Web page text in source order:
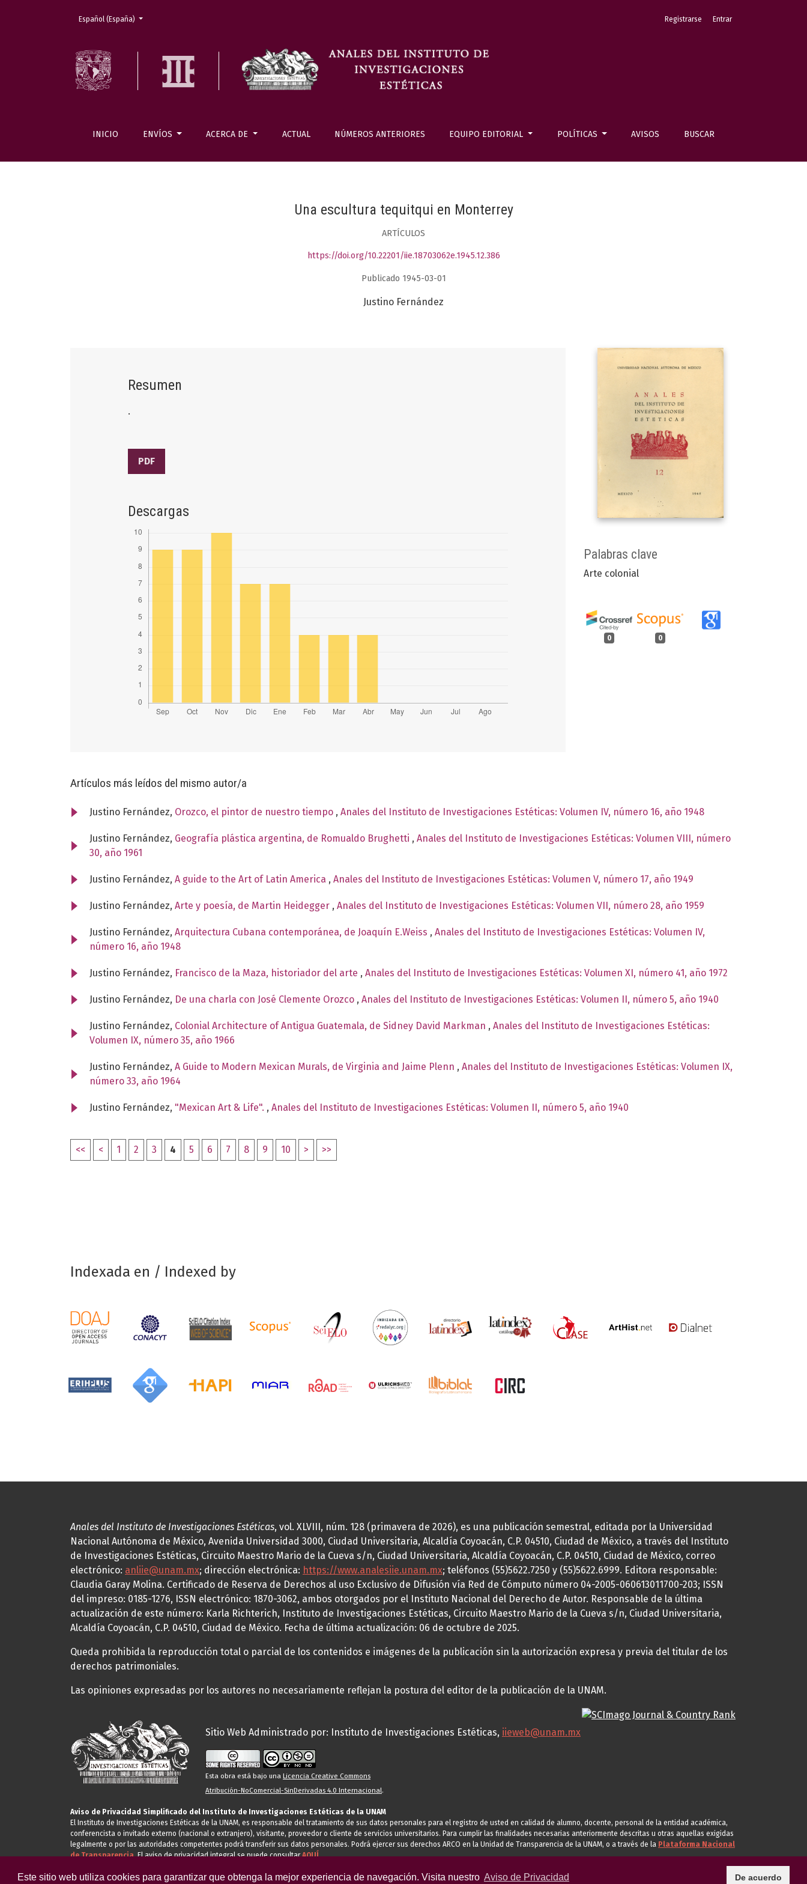
Este sitio web utiliza cookies para garantizar que obtenga la mejor experiencia de navegación. Visita nuestro Aviso de Privacidad De acuerdo
INICIO ENVÍOS ACERCA DE ACTUAL NÚMEROS ANTERIORES EQUIPO EDITORIAL POLÍTICAS AVISOS BUSCAR
Registrarse Entrar
Cambiar el idioma. El actual es:
Español (España)
Una escultura tequitqui en Monterrey
ARTÍCULOS
https://doi.org/10.22201/iie.18703062e.1945.12.386
Publicado 1945-03-01
Justino Fernández
Palabras clave
Arte colonial
0 0
Resumen
.
PDF
Descargas
Artículos más leídos del mismo autor/a
Justino Fernández, Orozco, el pintor de nuestro tiempo , Anales del Instituto de Investigaciones Estéticas: Volumen IV, número 16, año 1948
Justino Fernández, Geografía plástica argentina, de Romualdo Brughetti , Anales del Instituto de Investigaciones Estéticas: Volumen VIII, número
30, año 1961
Justino Fernández, A guide to the Art of Latin America , Anales del Instituto de Investigaciones Estéticas: Volumen V, número 17, año 1949
Justino Fernández, Arte y poesía, de Martin Heidegger , Anales del Instituto de Investigaciones Estéticas: Volumen VII, número 28, año 1959
Justino Fernández, Arquitectura Cubana contemporánea, de Joaquín E.Weiss , Anales del Instituto de Investigaciones Estéticas: Volumen IV,
número 16, año 1948
Justino Fernández, Francisco de la Maza, historiador del arte , Anales del Instituto de Investigaciones Estéticas: Volumen XI, número 41, año 1972
Justino Fernández, De una charla con José Clemente Orozco , Anales del Instituto de Investigaciones Estéticas: Volumen II, número 5, año 1940
Justino Fernández, Colonial Architecture of Antigua Guatemala, de Sidney David Markman , Anales del Instituto de Investigaciones Estéticas:
Volumen IX, número 35, año 1966
Justino Fernández, A Guide to Modern Mexican Murals, de Virginia and Jaime Plenn , Anales del Instituto de Investigaciones Estéticas: Volumen IX,
número 33, año 1964
Justino Fernández, "Mexican Art & Life". , Anales del Instituto de Investigaciones Estéticas: Volumen II, número 5, año 1940
<< < 1 2 3 4 5 6 7 8 9 10 > >>
Indexada en / Indexed by
Anales del Instituto de Investigaciones Estéticas, vol. XLVIII, núm. 128 (primavera de 2026), es una publicación semestral, editada por la Universidad
Nacional Autónoma de México, Avenida Universidad 3000, Ciudad Universitaria, Alcaldía Coyoacán, C.P. 04510, Ciudad de México, a través del Instituto
de Investigaciones Estéticas, Circuito Maestro Mario de la Cueva s/n, Ciudad Universitaria, Alcaldía Coyoacán, C.P. 04510, Ciudad de México, correo
electrónico: anliie@unam.mx; dirección electrónica: https://www.analesiie.unam.mx; teléfonos (55)5622.7250 y (55)5622.6999. Editora responsable:
Claudia Garay Molina. Certificado de Reserva de Derechos al uso Exclusivo de Difusión vía Red de Cómputo número 04-2005-060613011700-203; ISSN
del impreso: 0185-1276, ISSN electrónico: 1870-3062, ambos otorgados por el Instituto Nacional del Derecho de Autor. Responsable de la última
actualización de este número: Karla Richterich, Instituto de Investigaciones Estéticas, Circuito Maestro Mario de la Cueva s/n, Ciudad Universitaria,
Alcaldía Coyoacán, C.P. 04510, Ciudad de México. Fecha de última actualización: 06 de octubre de 2025.
Queda prohibida la reproducción total o parcial de los contenidos e imágenes de la publicación sin la autorización expresa y previa del titular de los
derechos patrimoniales.
Las opiniones expresadas por los autores no necesariamente reflejan la postura del editor de la publicación de la UNAM.
Sitio Web Administrado por: Instituto de Investigaciones Estéticas, iieweb@unam.mx
Esta obra está bajo una Licencia Creative Commons
Atribución-NoComercial-SinDerivadas 4.0 Internacional.
Aviso de Privacidad Simplificado del Instituto de Investigaciones Estéticas de la UNAM
El Instituto de Investigaciones Estéticas de la UNAM, es responsable del tratamiento de sus datos personales para el registro de usted en calidad de alumno, docente, personal de la entidad académica,
conferencista o invitado externo (nacional o extranjero), visitante, proveedor o cliente de servicios universitarios. Para cumplir las finalidades necesarias anteriormente descritas u otras aquellas exigidas
legalmente o por las autoridades competentes podrá transferir sus datos personales. Podrá ejercer sus derechos ARCO en la Unidad de Transparencia de la UNAM, o a través de la Plataforma Nacional
de Transparencia.El aviso de privacidad integral se puede consultarAQUÍ